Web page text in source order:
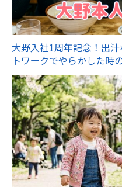
大野入社1周年記念！出
トワークでやらかした時